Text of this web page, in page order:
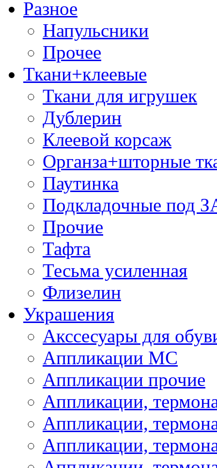
Разное
Напульсники
Прочее
Ткани+клеевые
Ткани для игрушек
Дублерин
Клеевой корсаж
Органза+шторные
Паутинка
Подкладочные под
Прочие
Тафта
Тесьма усиленная
Флизелин
Украшения
Акссесуары для
Аппликации МС
Аппликации прочие
Аппликации,
Аппликации,
Аппликации,